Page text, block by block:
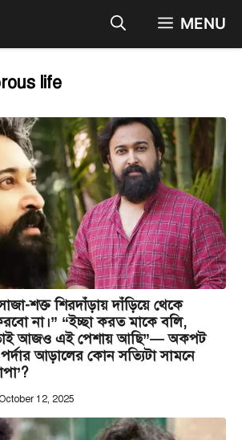
MENU
life
শক্ত শিরদাঁড়ায় দাঁড়িয়ে থেকে
না।” “ইচ্ছা করত মাকে বলি,
তাই আজও এই পেশায় আছি”— অকপট
আড়ালের কোন সত্যিটা সামনে
October 12, 2025